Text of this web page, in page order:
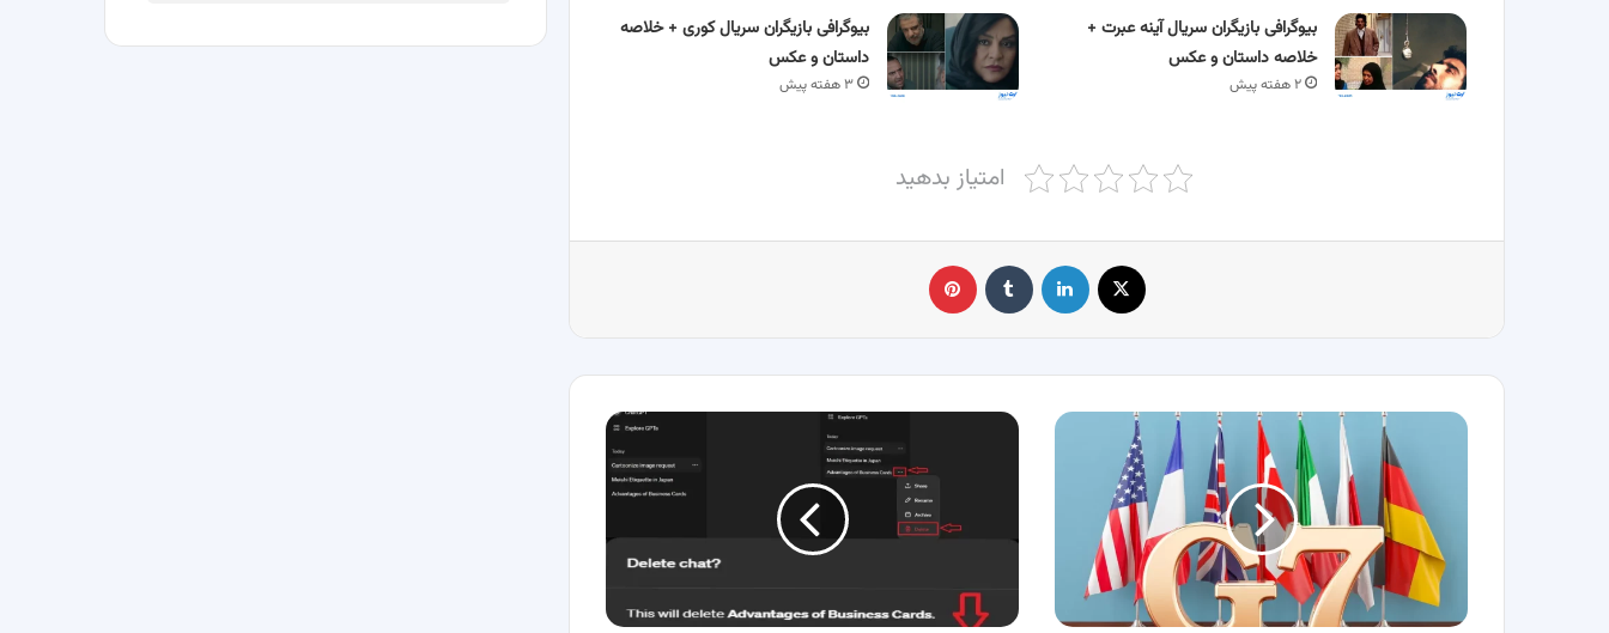
بیوگرافی بازیگران سریال آینه عبرت +
خلاصه داستان و عکس
۲ هفته پیش
بیوگرافی بازیگران سریال کوری + خلاصه
داستان و عکس
۳ هفته پیش
امتیاز بدهید
لینکدین ‫تامبلر
گروه
گفتگوی
مستقیم
آمریکا
نحوه
ChatGPT
در
دقیقه!/
راهنمای